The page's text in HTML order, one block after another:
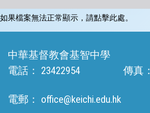
如果檔案無法正常顯示，請點擊此處。
中華基督教會基智中學
電話：
23422954 傳真：
電郵： office@keichi.edu.hk